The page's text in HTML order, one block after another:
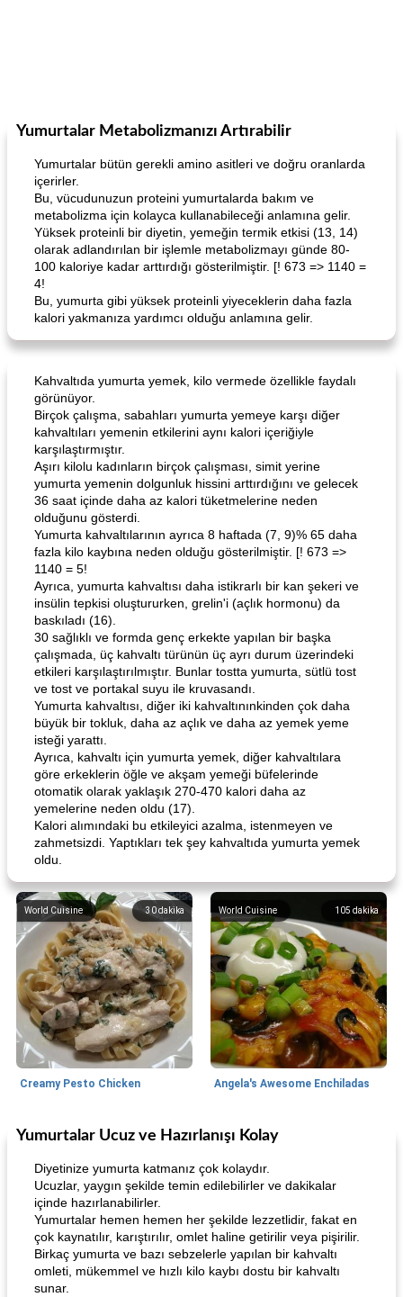
Yumurtalar Metabolizmanızı Artırabilir
Yumurtalar bütün gerekli amino asitleri ve doğru oranlarda
içerirler.
Bu, vücudunuzun proteini yumurtalarda bakım ve
metabolizma için kolayca kullanabileceği anlamına gelir.
Yüksek proteinli bir diyetin, yemeğin termik etkisi (13, 14)
olarak adlandırılan bir işlemle metabolizmayı günde 80-
100 kaloriye kadar arttırdığı gösterilmiştir. [! 673 => 1140 =
4!
Bu, yumurta gibi yüksek proteinli yiyeceklerin daha fazla
kalori yakmanıza yardımcı olduğu anlamına gelir.
Kahvaltıda yumurta yemek, kilo vermede özellikle faydalı
görünüyor.
Birçok çalışma, sabahları yumurta yemeye karşı diğer
kahvaltıları yemenin etkilerini aynı kalori içeriğiyle
karşılaştırmıştır.
Aşırı kilolu kadınların birçok çalışması, simit yerine
yumurta yemenin dolgunluk hissini arttırdığını ve gelecek
36 saat içinde daha az kalori tüketmelerine neden
olduğunu gösterdi.
Yumurta kahvaltılarının ayrıca 8 haftada (7, 9)% 65 daha
fazla kilo kaybına neden olduğu gösterilmiştir. [! 673 =>
1140 = 5!
Ayrıca, yumurta kahvaltısı daha istikrarlı bir kan şekeri ve
insülin tepkisi oluştururken, grelin'i (açlık hormonu) da
baskıladı (16).
30 sağlıklı ve formda genç erkekte yapılan bir başka
çalışmada, üç kahvaltı türünün üç ayrı durum üzerindeki
etkileri karşılaştırılmıştır. Bunlar tostta yumurta, sütlü tost
ve tost ve portakal suyu ile kruvasandı.
Yumurta kahvaltısı, diğer iki kahvaltınınkinden çok daha
büyük bir tokluk, daha az açlık ve daha az yemek yeme
isteği yarattı.
Ayrıca, kahvaltı için yumurta yemek, diğer kahvaltılara
göre erkeklerin öğle ve akşam yemeği büfelerinde
otomatik olarak yaklaşık 270-470 kalori daha az
yemelerine neden oldu (17).
Kalori alımındaki bu etkileyici azalma, istenmeyen ve
zahmetsizdi. Yaptıkları tek şey kahvaltıda yumurta yemek
oldu.
30dakika
World Cuisine
Creamy Pesto Chicken
105 dakika
World Cuisine
Angela's Awesome Enchiladas
105 dakika
World Cuisine Lunch/Snacks
Yumurtalar Ucuz ve Hazırlanışı Kolay
Diyetinize yumurta katmanız çok kolaydır.
Ucuzlar, yaygın şekilde temin edilebilirler ve dakikalar
içinde hazırlanabilirler.
Yumurtalar hemen hemen her şekilde lezzetlidir, fakat en
çok kaynatılır, karıştırılır, omlet haline getirilir veya pişirilir.
Birkaç yumurta ve bazı sebzelerle yapılan bir kahvaltı
omleti, mükemmel ve hızlı kilo kaybı dostu bir kahvaltı
sunar.